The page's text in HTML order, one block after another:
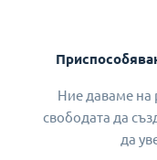
Ние даваме на
свободата да
да